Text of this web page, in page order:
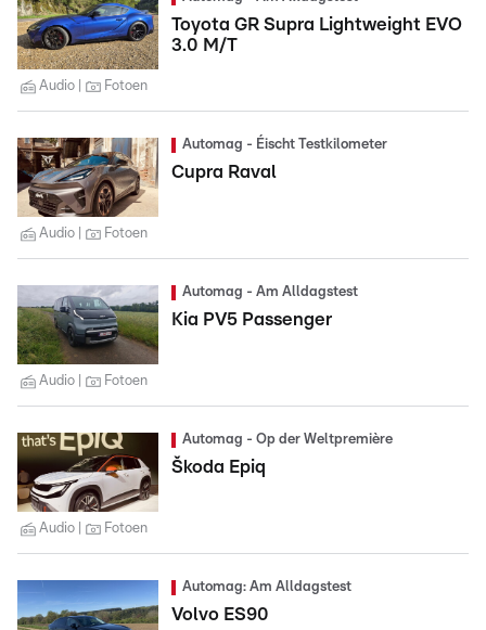
Toyota GR Supra Lightweight EVO
3.0 M/T
Audio Fotoen
Automag - Éischt Testkilometer
Cupra Raval
Audio Fotoen
Automag - Am Alldagstest
Kia PV5 Passenger
Audio Fotoen
Automag - Op der Weltpremière
Škoda Epiq
Audio Fotoen
Automag: Am Alldagstest
Volvo ES90